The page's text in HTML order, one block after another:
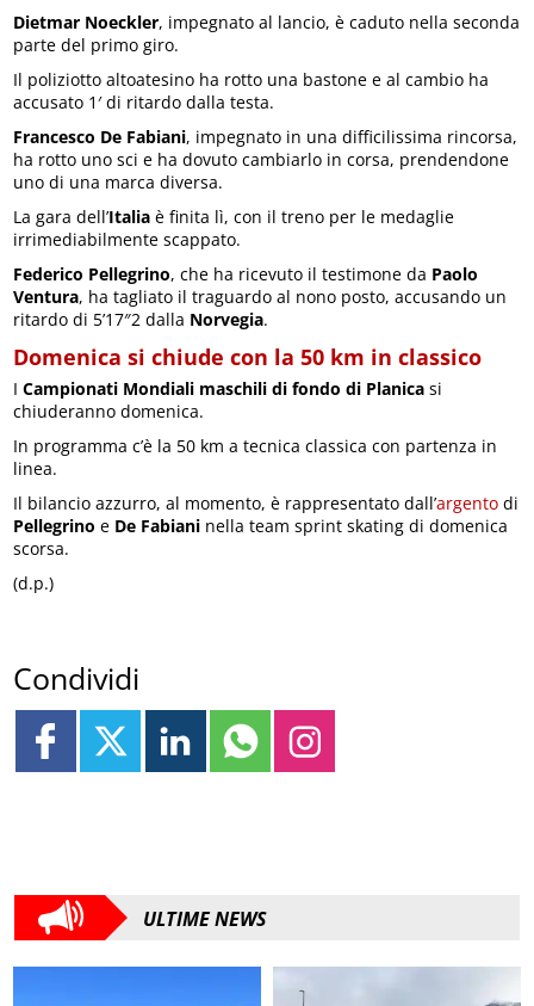
Dietmar Noeckler, impegnato al lancio, è caduto nella seconda
parte del primo giro.
Il poliziotto altoatesino ha rotto una bastone e al cambio ha
accusato 1′ di ritardo dalla testa.
Francesco De Fabiani, impegnato in una difficilissima rincorsa,
ha rotto uno sci e ha dovuto cambiarlo in corsa, prendendone
uno di una marca diversa.
La gara dell’Italia è finita lì, con il treno per le medaglie
irrimediabilmente scappato.
Federico Pellegrino, che ha ricevuto il testimone da Paolo
Ventura, ha tagliato il traguardo al nono posto, accusando un
ritardo di 5’17″2 dalla Norvegia.
Domenica si chiude con la 50 km in classico
ICampionati Mondiali maschili di fondo di Planica si
chiuderanno domenica.
In programma c’è la 50 km a tecnica classica con partenza in
linea.
Il bilancio azzurro, al momento, è rappresentato dall’argento di
Pellegrino e De Fabiani nella team sprint skating di domenica
scorsa.
(d.p.)
Condividi
ULTIME NEWS